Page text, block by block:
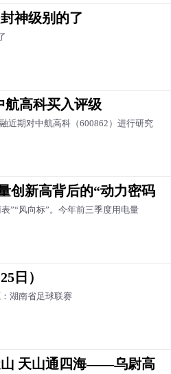
神级别的了
航高科买入评级
近期对中航高科（600862）进行研究
创新高背后的“动力密码
”“风向标”。今年前三季度用电量
日）
湖南省足球联赛
山 天山通四海——乌尉高